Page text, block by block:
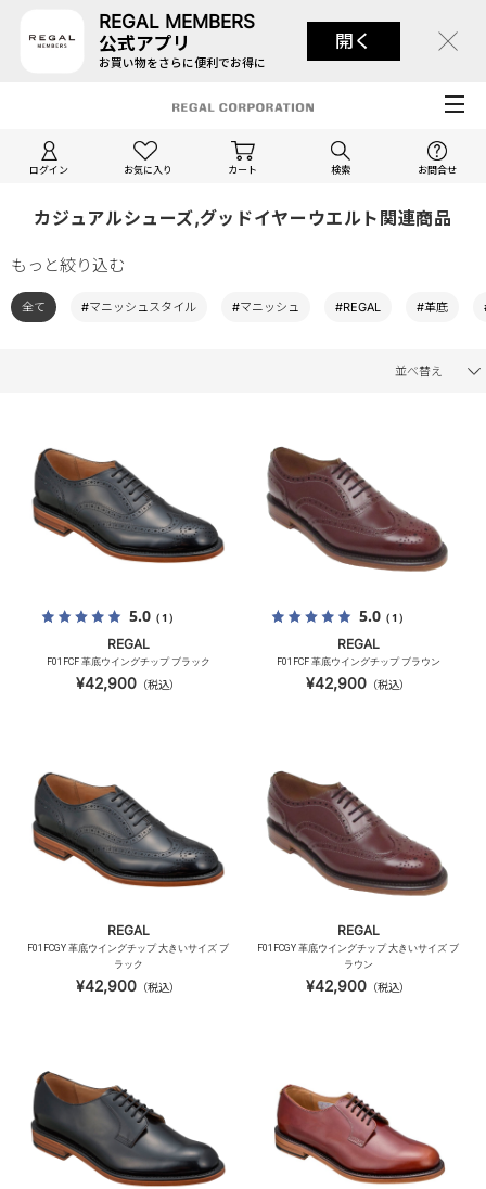
REGAL MEMBERS
公式アプリ
お買い物をさらに便利でお得に
開く
ログイン お気に入り カート 検索 お問合せ
カジュアルシューズ,グッドイヤーウエルト関連商品
もっと絞り込む
全て #マニッシュスタイル #マニッシュ #REGAL #革底
並べ替え
5.0（1）
REGAL
F01FCF 革底ウイングチップ ブラック
¥42,900 （税込）
5.0（1）
REGAL
F01FCF 革底ウイングチップ ブラウン
¥42,900 （税込）
REGAL
F01FCGY 革底ウイングチップ 大きいサイズ ブ
ラック
¥42,900 （税込）
REGAL
F01FCGY 革底ウイングチップ 大きいサイズ ブ
ラウン
¥42,900 （税込）